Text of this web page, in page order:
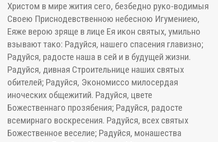
Христом в мире жития сего, безбедно руко-водимыя
Своею Приснодевственною небесною Игумениею,
Еяже верою зряще в лице Ея икон святых, умильно
взывают тако: Радуйся, нашего спасения главизно;
Радуйся, радосте наша в сей и в будущей жизни.
Радуйся, дивная Строительнице наших святых
обителей; Радуйся, Экономиссо милосердая
иноческих общежитий. Радуйся, цвете
Божественнаго прозябения; Радуйся, радосте
всемирнаго воскресения. Радуйся, всех святых
Божественное веселие; Радуйся, монашества